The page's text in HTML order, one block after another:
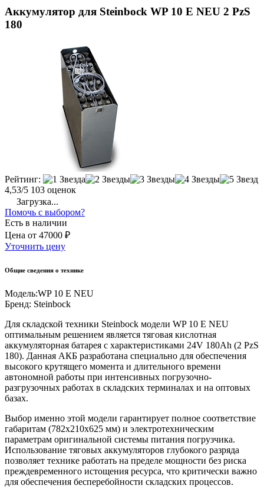
Аккумулятор для Steinbock WP 10 E NEU 2 PzS
180
Рейтинг:
4,53/5 103 оценок
Загрузка...
Помочь с выбором?
Есть в наличии
Цена от 47000 ₽
Уточнить цену
Общие сведения о технике
Модель:WP 10 E NEU
Бренд: Steinbock
Для складской техники Steinbock модели WP 10 E NEU
оптимальным решением является тяговая кислотная
аккумуляторная батарея с характеристиками 24V 180Ah (2 PzS
180). Данная АКБ разработана специально для обеспечения
высокого крутящего момента и длительного времени
автономной работы при интенсивных погрузочно-
разгрузочных работах в складских терминалах и на оптовых
базах.
Выбор именно этой модели гарантирует полное соответствие
габаритам (782x210x625 мм) и электротехническим
параметрам оригинальной системы питания погрузчика.
Использование тяговых аккумуляторов глубокого разряда
позволяет технике работать на пределе мощности без риска
преждевременного истощения ресурса, что критически важно
для обеспечения бесперебойности складских процессов.